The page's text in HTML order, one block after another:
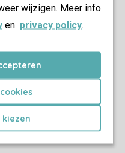
wijzigen. Meer info
en privacy policy.
kiezen
betaling)